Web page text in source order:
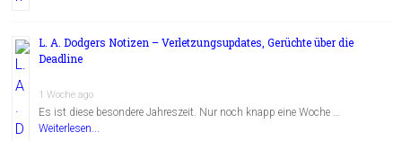
L. A. Dodgers Notizen – Verletzungsupdates, Gerüchte über die
Deadline
1 Woche ago
Es ist diese besondere Jahreszeit. Nur noch knapp eine Woche …
Weiterlesen...